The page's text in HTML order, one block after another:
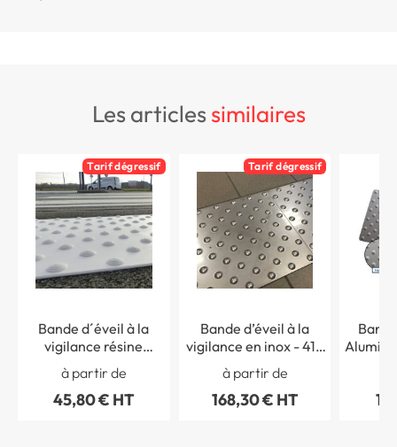
les articlessimilaires
Tarif dégressif
Bande d´éveil à la
vigilance résine
méthacrylate -
Adhésif épais -
Extérieur
à partir de
45,80 € HT
Tarif dégressif
Bande d’éveil à la
vigilance en inox - 412
x 600 mm - Intérieur /
extérieur
à partir de
168,30 € HT